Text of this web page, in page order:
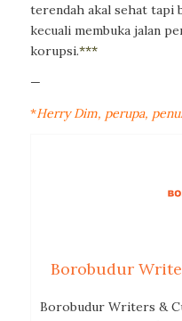
terendah akal sehat tapi
kecuali membuka jalan
korupsi.***
—
*Herry Dim, perupa,
Borobudur
Borobudur Writers &